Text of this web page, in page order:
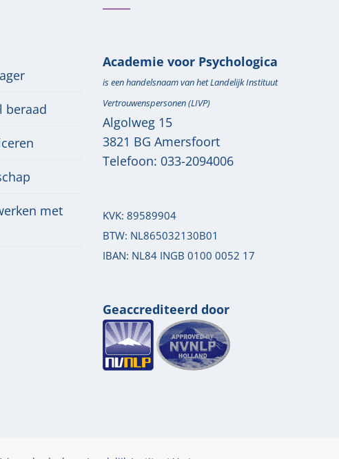
beraad
met
Academie voor Psychologica
is een handelsnaam van het Landelijk Instituut
Vertrouwenspersonen (LIVP)
Algolweg 15
3821 BG Amersfoort
Telefoon: 033-2094006
KVK: 89589904
BTW: NL865032130B01
IBAN: NL84 INGB 0100 0052 17
Geaccrediteerd door